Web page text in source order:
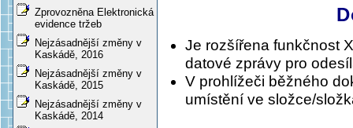
Zprovozněna Elektronická
evidence tržeb
Nejzásadnější změny v
Kaskádě, 2016
Nejzásadnější změny v
Kaskádě, 2015
Nejzásadnější změny v
Kaskádě, 2014
Je rozšířena funkčnost
datové zprávy pro
V prohlížeči běžného
umístění ve složce/